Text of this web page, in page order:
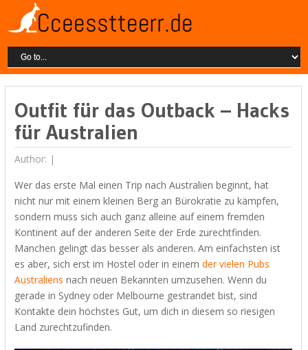
Outfit für das Outback – Hacks
für Australien
Author: |
Wer das erste Mal einen Trip nach Australien beginnt, hat
nicht nur mit einem kleinen Berg an Bürokratie zu kämpfen,
sondern muss sich auch ganz alleine auf einem fremden
Kontinent auf der anderen Seite der Erde zurechtfinden.
Manchen gelingt das besser als anderen. Am einfachsten ist
es aber, sich erst im Hostel oder in einem der vielen Pubs
Australiens nach neuen Bekannten umzusehen. Wenn du
gerade in Sydney oder Melbourne gestrandet bist, sind
Kontakte dein höchstes Gut, um dich in diesem so riesigen
Land zurechtzufinden.